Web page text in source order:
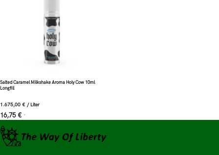
Salted Caramel Milkshake Aroma Holy Cow 10ml
Longfill
1.675,00 € / Liter
16,75 € *